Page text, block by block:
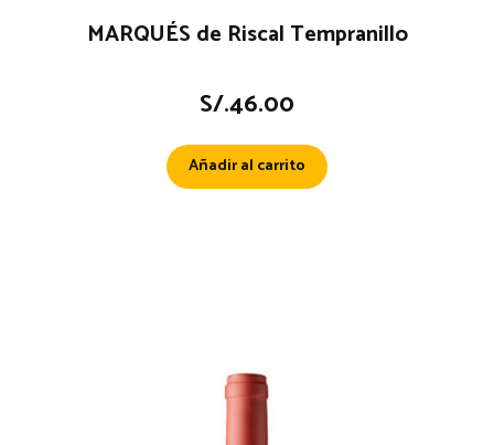
MARQUÉS de Riscal Tempranillo
S/.46.00
Añadir al carrito